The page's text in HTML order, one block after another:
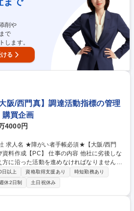
戸◆調達｜実務経験
G
削や
で
します。
る
阪/西門真】調達活動指標の管理
購買企画
4000円
仕事の内容 他社に劣後しな
に沿った活動を進めなければなりません
ータを管理分析することにより、いち早く
れています。 【具体的な仕事内
抽出。あるいは国内外から送付されてくる
フォームにとりまとめを行って頂く事から
し、より良い姿を目指し、ともに変革を進
日以上 資格取得支援あり
時短勤務あり
休2日制 土日祝休み